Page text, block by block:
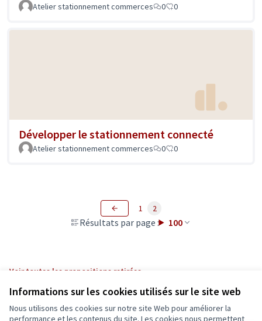
Informations sur les cookies utilisés sur le site web
Nous utilisons des cookies sur notre site Web pour améliorer la
performance et les contenus du site. Les cookies nous permettent
Atelier stationnement commerces 0 0
Développer le stationnement connecté
Atelier stationnement commerces 0 0
Résultats par page : 100
1 2
Voir toutes les propositions retirées
Conditions d'utilisation